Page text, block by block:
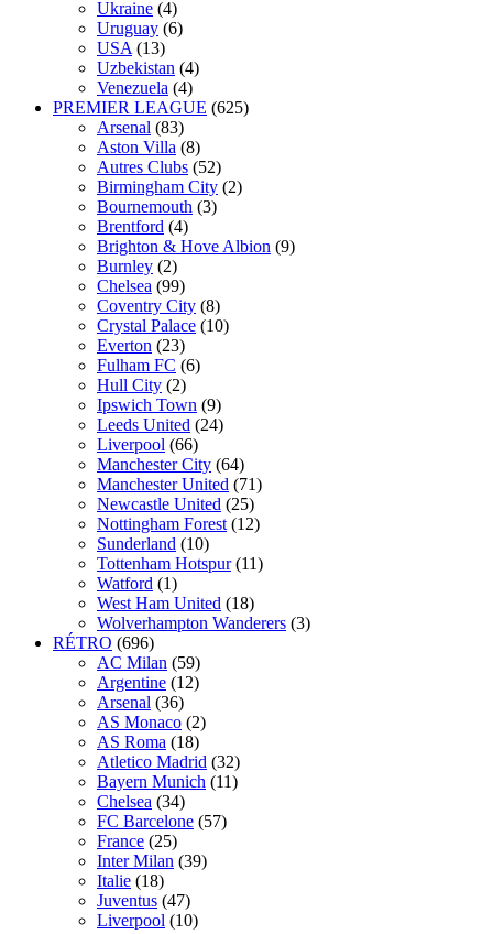
Ukraine (4)
Uruguay (6)
USA (13)
Uzbekistan (4)
Venezuela (4)
PREMIER LEAGUE (625)
Arsenal (83)
Aston Villa (8)
Autres Clubs (52)
Birmingham City (2)
Bournemouth (3)
Brentford (4)
Brighton & Hove Albion (9)
Burnley (2)
Chelsea (99)
Coventry City (8)
Crystal Palace (10)
Everton (23)
Fulham FC (6)
Hull City (2)
Ipswich Town (9)
Leeds United (24)
Liverpool (66)
Manchester City (64)
Manchester United (71)
Newcastle United (25)
Nottingham Forest (12)
Sunderland (10)
Tottenham Hotspur (11)
Watford (1)
West Ham United (18)
Wolverhampton Wanderers (3)
RÉTRO (696)
AC Milan (59)
Argentine (12)
Arsenal (36)
AS Monaco (2)
AS Roma (18)
Atletico Madrid (32)
Bayern Munich (11)
Chelsea (34)
FC Barcelone (57)
France (25)
Inter Milan (39)
Italie (18)
Juventus (47)
Liverpool (10)